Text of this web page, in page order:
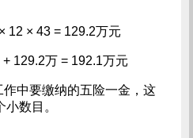
12 × 43 = 129.2万元
129.2万 = 192.1万元
中要缴纳的五险一金，这
数目。